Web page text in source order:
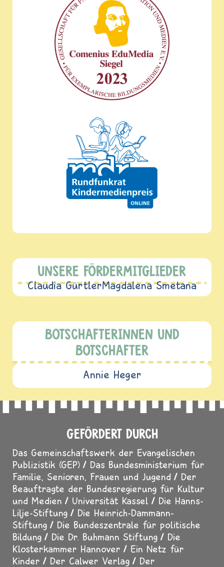
UNSERE FÖRDERMITGLIEDER
Claudia GürtlerMagdalena Smetana
BOTSCHAFTERINNEN UND
BOTSCHAFTER
Annie Heger
GEFÖRDERT DURCH
Das Gemeinschaftswerk der Evangelischen
Publizistik (GEP)
Das Bundesministerium für
Familie, Senioren, Frauen und Jugend
Der
Beauftragte der Bundesregierung für Kultur
und Medien
Universität Kassel
Die Hanns-
Lilje-Stiftung
Die Heinrich-Dammann-
Stiftung
Die Bundeszentrale für politische
Bildung
Die Dr. Buhmann Stiftung
Die
Klosterkammer Hannover
Ein Netz für
Kinder
Der Calwer Verlag
Der